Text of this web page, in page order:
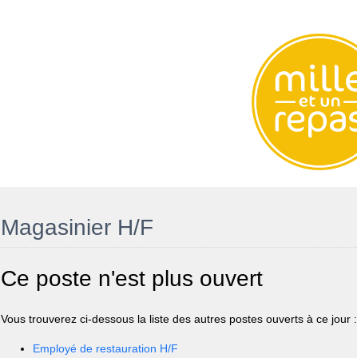
Magasinier H/F
Ce poste n'est plus ouvert
Vous trouverez ci-dessous la liste des autres postes ouverts à ce jour :
Employé de restauration H/F